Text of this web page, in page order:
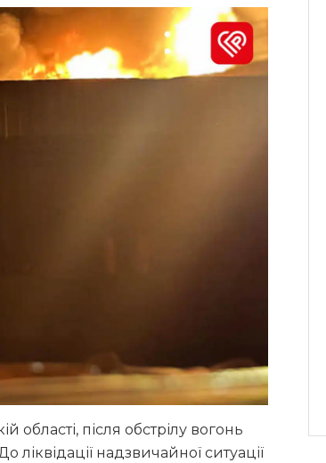
області, після обстрілу вогонь
надзвичайної ситуації